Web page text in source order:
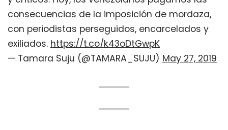
consecuencias de la imposición de mordaza,
con periodistas perseguidos, encarcelados y
exiliados. https://t.co/k43oDtGwpK
— Tamara Suju (@TAMARA_SUJU) May 27, 2019